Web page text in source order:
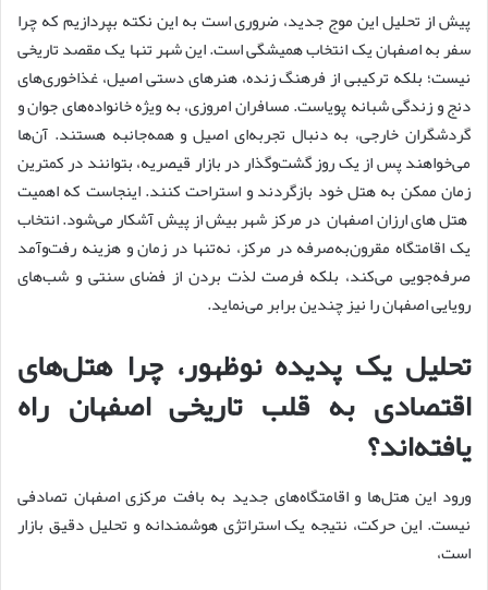
پیش از تحلیل این موج جدید، ضروری است به این نکته بپردازیم که چرا
سفر به اصفهان یک انتخاب همیشگی است. این شهر تنها یک مقصد تاریخی
نیست؛ بلکه ترکیبی از فرهنگ زنده، هنرهای دستی اصیل، غذاخوری‌های
دنج و زندگی شبانه پویاست. مسافران امروزی، به ویژه خانواده‌های جوان و
گردشگران خارجی، به دنبال تجربه‌ای اصیل و همه‌جانبه هستند. آن‌ها
می‌خواهند پس از یک روز گشت‌وگذار در بازار قیصریه، بتوانند در کمترین
زمان ممکن به هتل خود بازگردند و استراحت کنند. اینجاست که اهمیت
هتل های ارزان اصفهان در مرکز شهر بیش از پیش آشکار می‌شود. انتخاب
یک اقامتگاه مقرون‌به‌صرفه در مرکز، نه‌تنها در زمان و هزینه رفت‌وآمد
صرفه‌جویی می‌کند، بلکه فرصت لذت بردن از فضای سنتی و شب‌های
رویایی اصفهان را نیز چندین برابر می‌نماید.
تحلیل یک پدیده نوظهور، چرا هتل‌های
اقتصادی به قلب تاریخی اصفهان راه
یافته‌اند؟
ورود این هتل‌ها و اقامتگاه‌های جدید به بافت مرکزی اصفهان تصادفی
نیست. این حرکت، نتیجه یک استراتژی هوشمندانه و تحلیل دقیق بازار
است،